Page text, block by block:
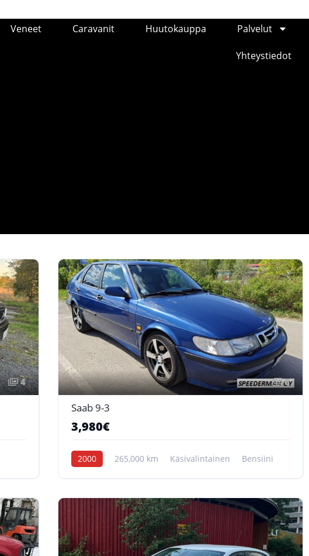
Veneet Caravanit Huutokauppa Palvelut
Yhteystiedot
4 6
Saab 9-3
3,980€
2000 265,000 km Käsivalintainen Bensiini